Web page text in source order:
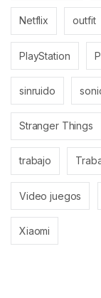
Netflix outfit
PlayStation
sinruido
Stranger Things
trabajo
Video juegos
Xiaomi